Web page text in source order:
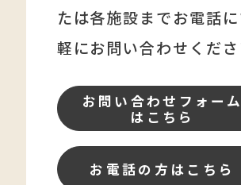
たは各施設までお電話
軽にお問い合わせくださ
お問い合わせフォーム
はこちら
お電話の方はこちら